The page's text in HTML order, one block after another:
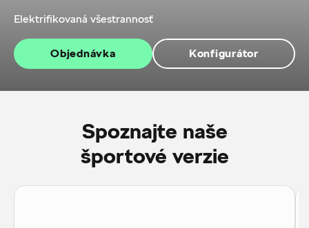
Elektrifikovaná všestrannosť
Objednávka Konfigurátor
Spoznajte naše
športové verzie